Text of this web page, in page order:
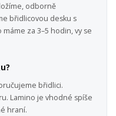
odborně
břidlicovou desku s
za 3–5 hodin, vy se
břidlici.
Lamino je vhodné spíše
hraní.